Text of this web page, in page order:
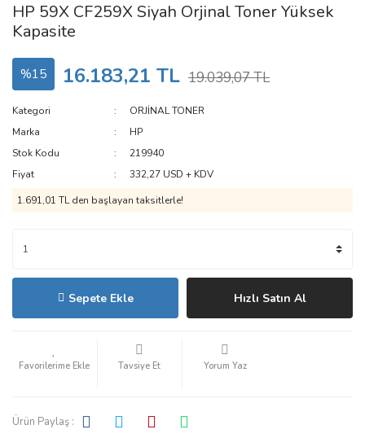
HP 59X CF259X Siyah Orjinal Toner Yüksek
Kapasite
%15 16.183,21 TL 19.039,07 TL
Kategori
ORJİNAL TONER
Marka
HP
Stok Kodu
219940
Fiyat
332,27 USD + KDV
1.691,01 TL den başlayan taksitlerle!
Sepete Ekle Hızlı Satın Al
Tavsiye Et Yorum Yaz
Ürün Paylaş :